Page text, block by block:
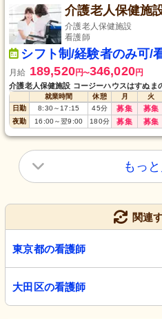
介護老人保健施設
看護師
シフト制/経験者のみ可/
月給 189,520円〜346,020円
介護老人保健施設 コージーハウスはすぬま
就業時間 休憩 月 火
日勤
8:30～17:15 45分 募集 募集
夜勤 16:00～翌9:00 180分 募集 募集
もっ
関連
東京都の看護師
大田区の看護師